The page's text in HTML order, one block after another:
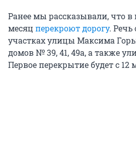
Ранее мы рассказывали, что
месяц перекроют дорогу. Речь
участках улицы Максима
домов № 39, 41, 49а, а также
Первое перекрытие будет с 12